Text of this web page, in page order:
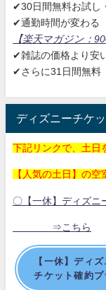
✔30日間無料お試し
✔通勤時間が変
【楽天マガジン：
✔雑誌の価格より安
✔さらに31日間無料
ディズニーチケ
下記リンクで、土日
【人気の土日】の空
〇【一休】ディズニ
⇒こちら
【一休】ディ
チケット確約プ